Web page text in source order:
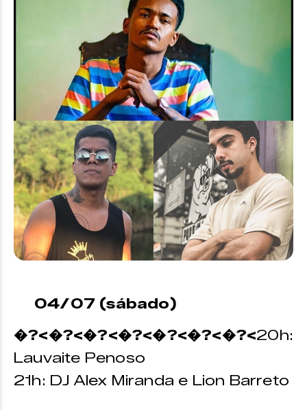
04/07 (sábado)
�?<�?<�?<�?<�?<�?<�?<20h:
Lauvaite Penoso
21h: DJ Alex Miranda e Lion Barreto